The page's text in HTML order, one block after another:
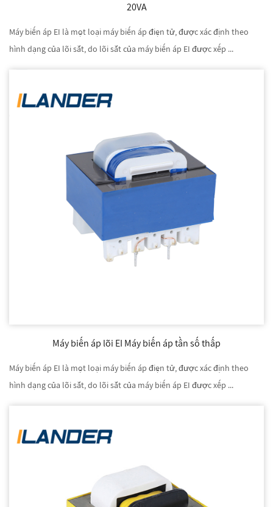
20VA
Máy biến áp EI là một loại máy biến áp điện tử, được xác định theo
hình dạng của lõi sắt, do lõi sắt của máy biến áp EI được xếp ...
Máy biến áp lõi EI Máy biến áp tần số thấp
Máy biến áp EI là một loại máy biến áp điện tử, được xác định theo
hình dạng của lõi sắt, do lõi sắt của máy biến áp EI được xếp ...